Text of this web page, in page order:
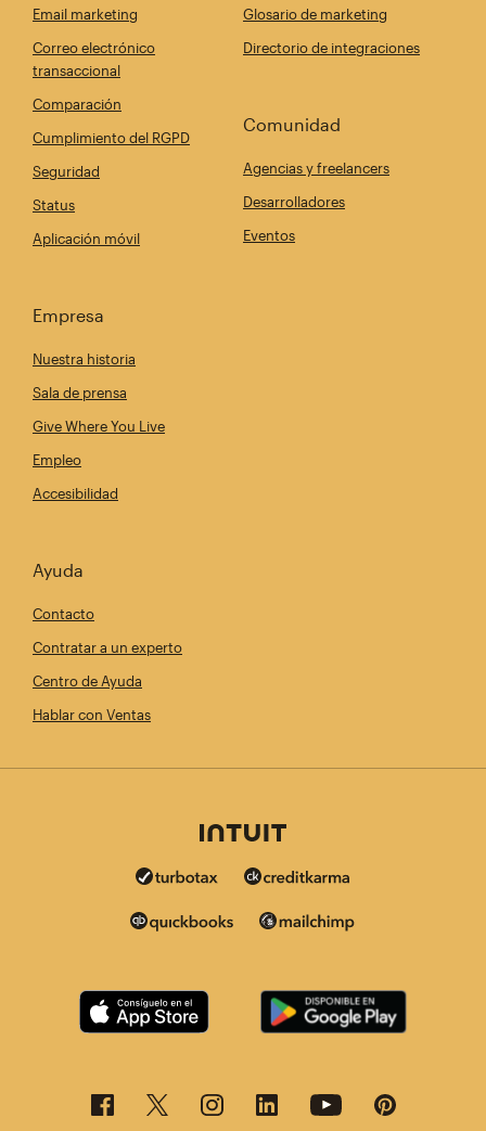
Email marketing
Correo electrónico
transaccional
Comparación
Cumplimiento del RGPD
Seguridad
Status
Aplicación móvil
Glosario de marketing
Directorio de integraciones
Comunidad
Agencias y freelancers
Desarrolladores
Eventos
Empresa
Nuestra historia
Sala de prensa
Give Where You Live
Empleo
Accesibilidad
Ayuda
Contacto
Contratar a un experto
Centro de Ayuda
Hablar con Ventas